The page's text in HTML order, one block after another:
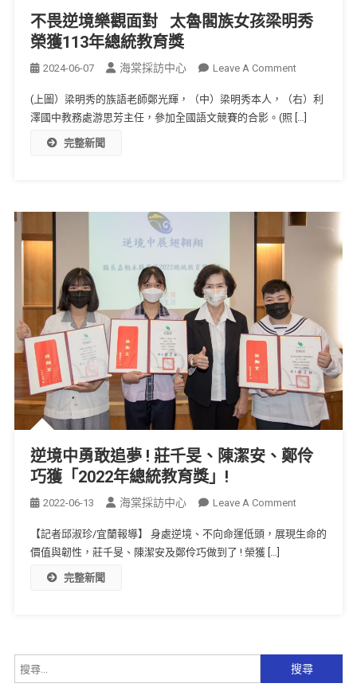
不畏逆境樂觀面對 太魯閣族女孩梁明秀
榮獲113年總統教育獎
2024-06-07 海棠採訪中心 Leave A Comment
(上圖）梁明秀的族語老師鄭光輝，（中）梁明秀本人，（右）利
澤國中教務處游思芳主任，參加全國語文競賽的合影。(照 […]
完整新聞
逆境中勇敢追夢 ! 莊千旻、陳潔安、鄭伶
巧獲「2022年總統教育獎」!
2022-06-13 海棠採訪中心 Leave A Comment
【記者邱淑珍/宜蘭報導】 身處逆境、不向命運低頭，展現生命的
價值與韌性，莊千旻、陳潔安及鄭伶巧做到了 ! 榮獲 […]
完整新聞